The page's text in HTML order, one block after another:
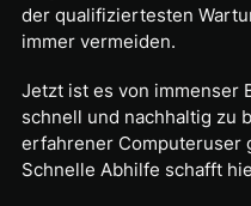
der qualifiziertesten
immer vermeiden.
Jetzt ist es von immenser
schnell und nachhaltig zu
erfahrener
Schnelle Abhilfe schafft